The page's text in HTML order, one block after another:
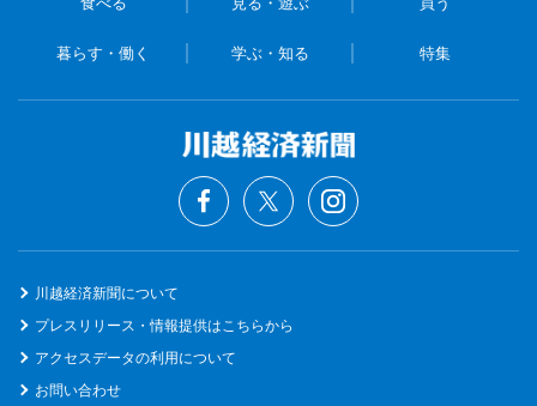
暮らす・働く 学ぶ・知る 特集
川越経済新聞について
プレスリリース・情報提供はこちらから
アクセスデータの利用について
お問い合わせ